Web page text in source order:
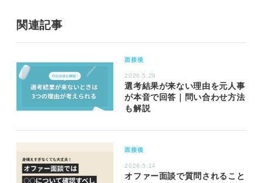
関連記事
面接後
2026.5.29
選考結果が来ない理由を元人事
が本音で回答｜問い合わせ方法
も解説
面接後
2026.5.14
オファー面談で質問されること